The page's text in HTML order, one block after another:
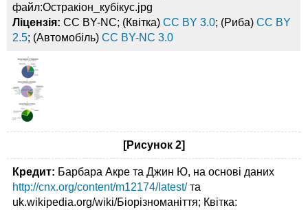
файл:Остракіон_кубікус.jpg
Ліцензія: CC BY-NC; (Квітка)CC BY 3.0; (Риба)CC BY
2.5; (Автомобіль)CC BY-NC 3.0
[Рисунок 2]
Кредит: Барбара Акре та Джин Ю, на основі даних
http://cnx.org/content/m12174/latest/та
uk.wikipedia.org/wiki/Біорізноманіття; Квітка: